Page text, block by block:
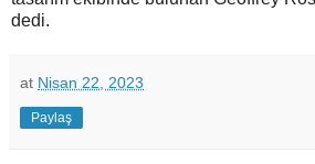
dedi.
at Nisan 22, 2023
Paylaş